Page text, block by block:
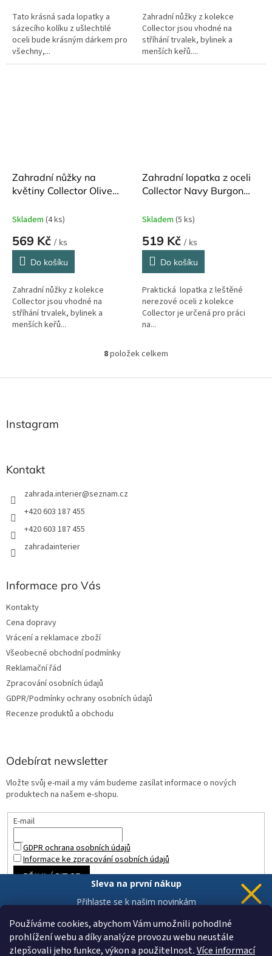
Používáme cookies, abychom Vám umožnili pohodlné
prohlížení webu a díky analýze provozu webu neustále
zlepšovali jeho funkce, výkon a použitelnost.Více informací
Tato krásná sada lopatky a
sázecího kolíku z ušlechtilé
oceli bude krásným dárkem pro
všechny,...
Zahradní nůžky z kolekce
Collector jsou vhodné na
stříhání trvalek, bylinek a
menších keřů....
Zahradní nůžky na
květiny Collector Olive
Skladem (4 ks)
569 Kč / ks
Do košíku
Zahradní nůžky z kolekce
Collector jsou vhodné na
stříhání trvalek, bylinek a
menších keřů...
Zahradní lopatka z oceli
Collector Navy Burgon
Skladem (5 ks)
519 Kč / ks
Do košíku
Praktická lopatka z leštěné
nerezové oceli z kolekce
Collector je určená pro práci
na...
O
l
8položek celkem
Z
Instagram
Kontakt
zahrada.interier@seznam.cz
+420 603 187 455
+420 603 187 455
zahradainterier
Informace pro Vás
Kontakty
Cena dopravy
Vrácení a reklamace zboží
Všeobecné obchodní podmínky
Reklamační řád
Zpracování osobních údajů
GDPR/Podmínky ochrany osobních údajů
Recenze produktů a obchodu
Odebírat newsletter
Vložte svůj e-mail a my vám budeme zasílat informace o nových
produktech na našem e-shopu.
E-mail
GDPR ochrana osobních údajů
Informace ke zpracování osobních údajů
PŘIHLÁSIT SE
Sleva na první nákup
Přihlaste se k našim novinkám